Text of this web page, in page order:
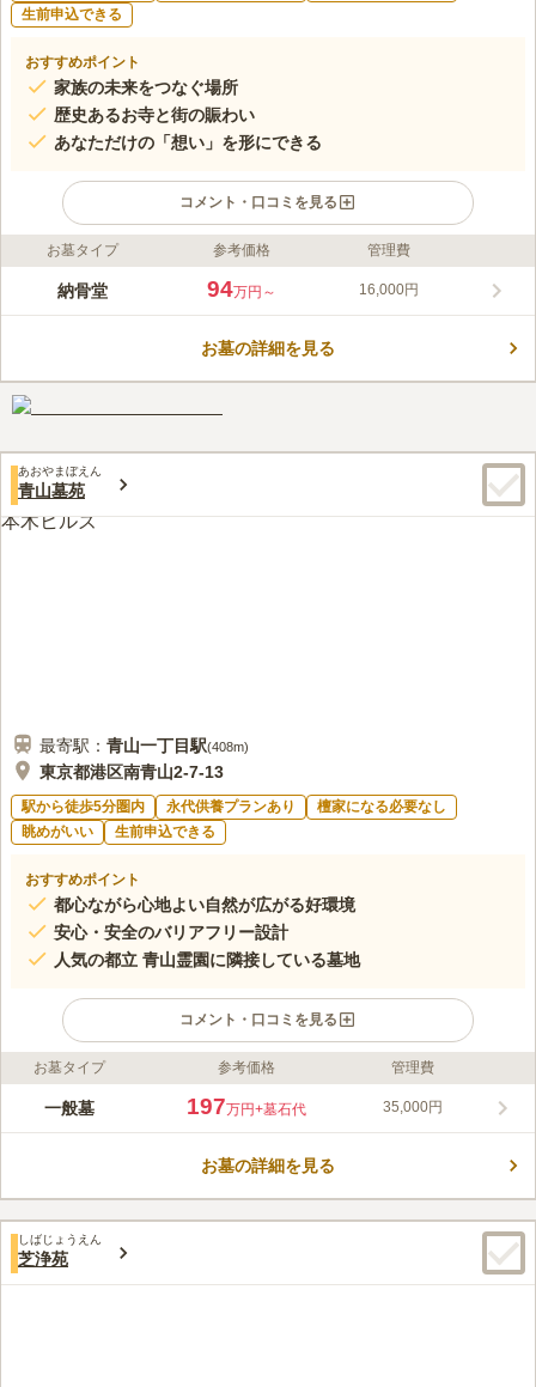
生前申込できる
おすすめポイント
家族の未来をつなぐ場所
歴史あるお寺と街の賑わい
あなただけの「想い」を形にできる
コメント・口コミを見る
ライフドット編集部のコメント
赤坂一ツ木陵苑は、業界唯一の機能「家系樹」を備え、お墓の横
になりがちな室内のお墓に、生花や水をお供えするなど、故人へ
文化的な催しも人気です。また、お子様の文字や好きな言葉を刻
シンプルで美しい設計は、清掃がしやすく、清潔な環境を維持で
きます。賑やかな赤坂の街にあるため、お参りの帰りにはランチ
や買い物を楽しむことができ、亡き人も喜んでくれるでしょう。
お客様に寄り添い、真心を込めた誠実な対応で、納得のいくお墓
口コミ評価
50代女性
都会の真ん中にあるので、周辺にホテルや飲食店をはじめ様々な
店舗や施設が揃っており、大変便利でありがたいです。
口コミの続きを読む
お墓タイプ 参考価格 管理費
納骨堂 94万円～ 16,000円
お墓の詳細を見る
あおやまぼえん
青山墓苑
最寄駅： 青山一丁目駅(408m)
東京都港区南青山2-7-13
駅から徒歩5分圏内 永代供養プランあり
檀家になる必要なし
眺めがいい
生前申込できる
おすすめポイント
都心ながら心地よい自然が広がる好環境
安心・安全のバリアフリー設計
人気の都立 青山霊園に隣接している墓地
コメント・口コミを見る
ライフドット編集部のコメント
六本木ヒルズや東京ミッドタウンを望む都心の霊園です。毎年高
口コミ評価
みんなの評価
大型・小型含めて生花店がありいつでも生花を購入することがで
お墓タイプ 参考価格 管理費
一般墓 197万円+墓石代 35,000円
お墓の詳細を見る
しばじょうえん
芝浄苑